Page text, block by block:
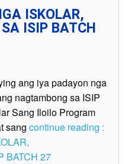
ISKOLAR,
ISIP BATCH
ang iya padayon nga
nagtambong sa ISIP
Sang Iloilo Program
sang continue reading :
BATCH 27